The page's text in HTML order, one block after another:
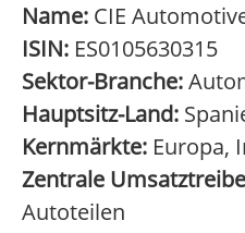
Name: CIE
ISIN: ES0105630315
Sektor-Branche:
Hauptsitz-Land:
Kernmärkte: Europa,
Zentrale
Autoteilen